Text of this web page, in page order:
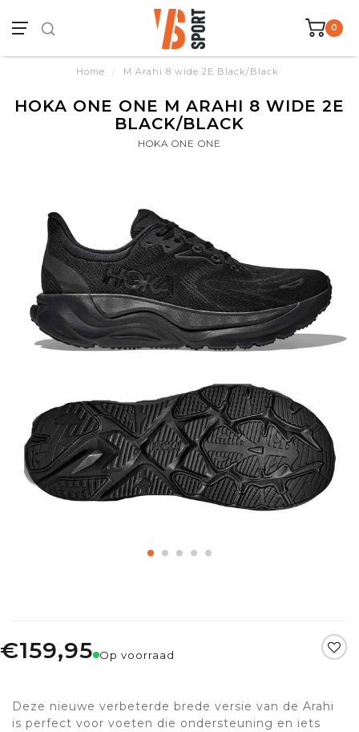
0
Home / M Arahi 8 wide 2E Black/Black
HOKA ONE ONE M ARAHI 8 WIDE 2E
BLACK/BLACK
HOKA ONE ONE
€159,95 Op voorraad
Deze nieuwe verbeterde brede versie van de Arahi
is perfect voor voeten die ondersteuning en iets